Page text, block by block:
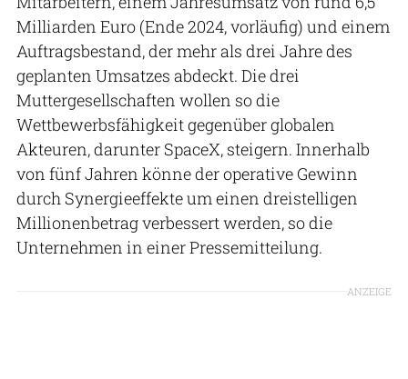
Milliarden Euro (Ende 2024, vorläufig) und einem
Auftragsbestand, der mehr als drei Jahre des
geplanten Umsatzes abdeckt. Die drei
Muttergesellschaften wollen so die
Wettbewerbsfähigkeit gegenüber globalen
Akteuren, darunter SpaceX, steigern. Innerhalb
von fünf Jahren könne der operative Gewinn
durch Synergieeffekte um einen dreistelligen
Millionenbetrag verbessert werden, so die
Unternehmen in einer Pressemitteilung.
ANZEIGE